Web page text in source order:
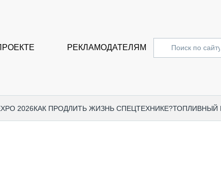
РЕКЛАМОДАТЕЛЯМ
2026КАК ПРОДЛИТЬ ЖИЗНЬ СПЕЦТЕХНИКЕ?ТОПЛИВНЫЙ